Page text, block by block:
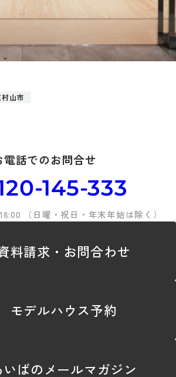
山市
電話でのお問合せ
145-333
（日曜・祝日・年末年始は除く）
料請求・お問合わせ
モデルハウス予約
いばのメールマガジン